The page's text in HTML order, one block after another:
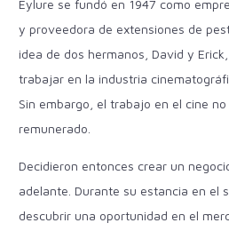
Eylure se fundó en 1947 como
y proveedora de extensiones de
idea de dos hermanos, David y
trabajar en la industria
Sin embargo, el trabajo en el cine
remunerado.
Decidieron entonces crear un
adelante. Durante su estancia en el
descubrir una oportunidad en el